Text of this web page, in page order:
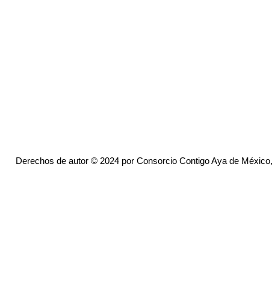
Derechos de autor © 2024 por Consorcio Contigo Aya de